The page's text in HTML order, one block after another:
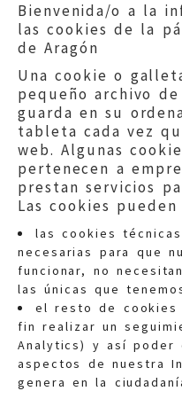
Bienvenida/o a la
las cookies de la
de Aragón
Una cookie o
pequeño archivo
guarda en su
tableta cada vez
web. Algunas
pertenecen a
prestan servicios
Las cookies
las cookies
necesarias para que
funcionar, no
las únicas que
el resto de cookies
fin realizar un
Analytics) y así poder
aspectos de nuestra
genera en la
de 4º de la
Parlamento,
instalaciones
actividad
Fundación
Asamblea
Parlamento
organizado
colegios
Británico. La
de Aragón de
tiene , entre
resoluciones
que "las
no aparezcan
conducta
de
como